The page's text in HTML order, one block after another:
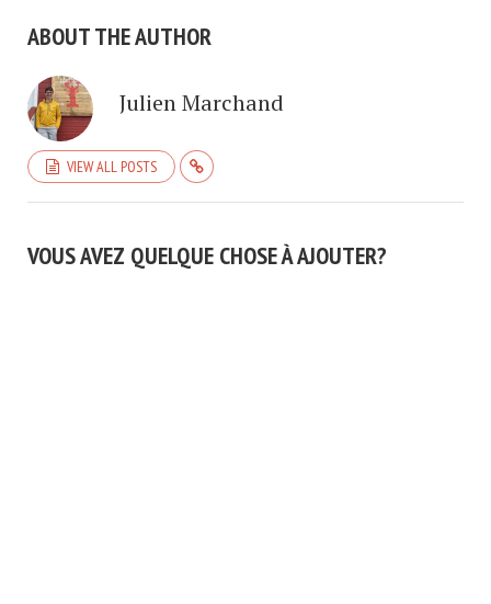
ABOUT THE AUTHOR
Julien Marchand
VIEW ALL POSTS
VOUS AVEZ QUELQUE CHOSE À AJOUTER?